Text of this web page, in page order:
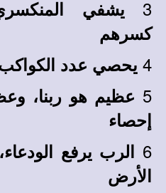
3
يشفي
كسرهم
4 يحصي عدد
5 عظيم هو ربنا،
إحصاء
6 الرب يرفع
الأرض